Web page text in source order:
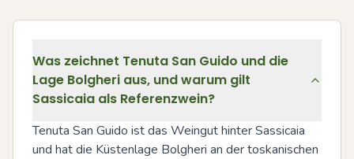
Was zeichnet Tenuta San Guido und die
Lage Bolgheri aus, und warum gilt
Sassicaia als Referenzwein?
Tenuta San Guido ist das Weingut hinter Sassicaia
und hat die Küstenlage Bolgheri an der toskanischen